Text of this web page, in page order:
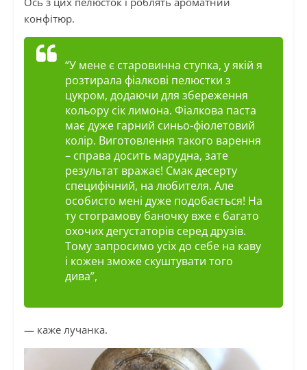
конфітюр.
“У мене є старовинна ступка, у якій я
розтирала фіалкові пелюстки з
цукром, додаючи для збереження
кольору сік лимона. Фіалкова паста
має дуже гарний синьо-фіолетовий
колір. Виготовлення такого варення
– справа досить марудна, зате
результат вражає! Смак десерту
специфічний, на любителя. Але
особисто мені дуже подобається! На
ту стограмову баночку вже є багато
охочих дегустаторів серед друзів.
Тому запросимо усіх до себе на каву
і кожен зможе скуштувати того
дива”,
— каже лучанка.